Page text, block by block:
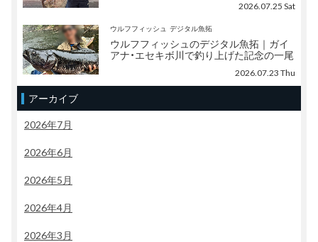
2026.07.25 Sat
ウルフフィッシュ デジタル魚拓
ウルフフィッシュのデジタル魚拓｜ガイ
アナ・エセキボ川で釣り上げた記念の一尾
2026.07.23 Thu
アーカイブ
2026年7月
2026年6月
2026年5月
2026年4月
2026年3月